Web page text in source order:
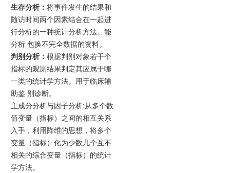
生存分析： 将事件发生的结果和
随访时间两个因素结合在一起进
行分析的一种统计分析方法。能
分析 包换不完全数据的资料。
判别分析： 根据判别对象若干个
指标的观测结果判定其应属于哪
一类的统计学方法。用于临床辅
助鉴 别诊断。
主成分分析与因子分析:从多个数
值变量（指标）之间的相互关系
入手，利用降维的思想，将多个
变量（指标）化为少数几个互不
相关的综合变量（指标）的统计
学方法。